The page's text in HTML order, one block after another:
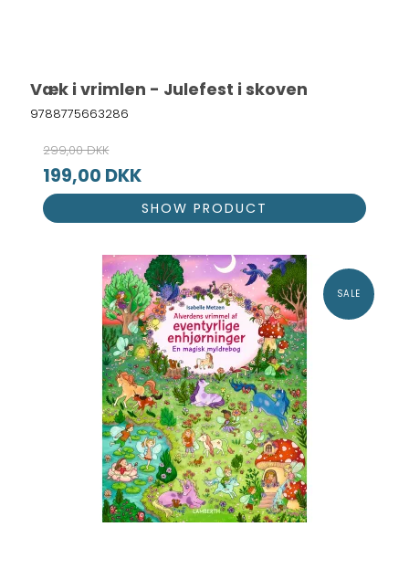
Væk i vrimlen - Julefest i skoven
9788775663286
299,00 DKK
199,00 DKK
SHOW PRODUCT
SALE